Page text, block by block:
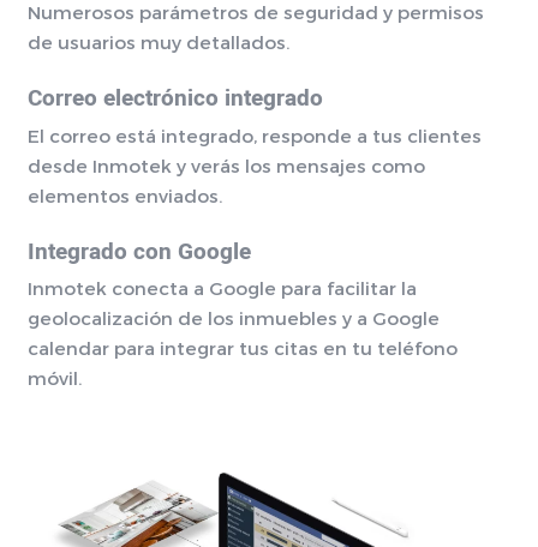
Numerosos parámetros de seguridad y permisos
de usuarios muy detallados.
Correo electrónico integrado
El correo está integrado, responde a tus clientes
desde Inmotek y verás los mensajes como
elementos enviados.
Integrado con Google
Inmotek conecta a Google para facilitar la
geolocalización de los inmuebles y a Google
calendar para integrar tus citas en tu teléfono
móvil.